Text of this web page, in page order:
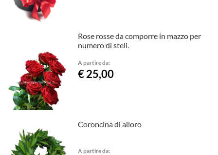
Rose rosse da comporre in mazzo per
numero di steli.
A partire da:
€ 25,00
Coroncina di alloro
A partire da: